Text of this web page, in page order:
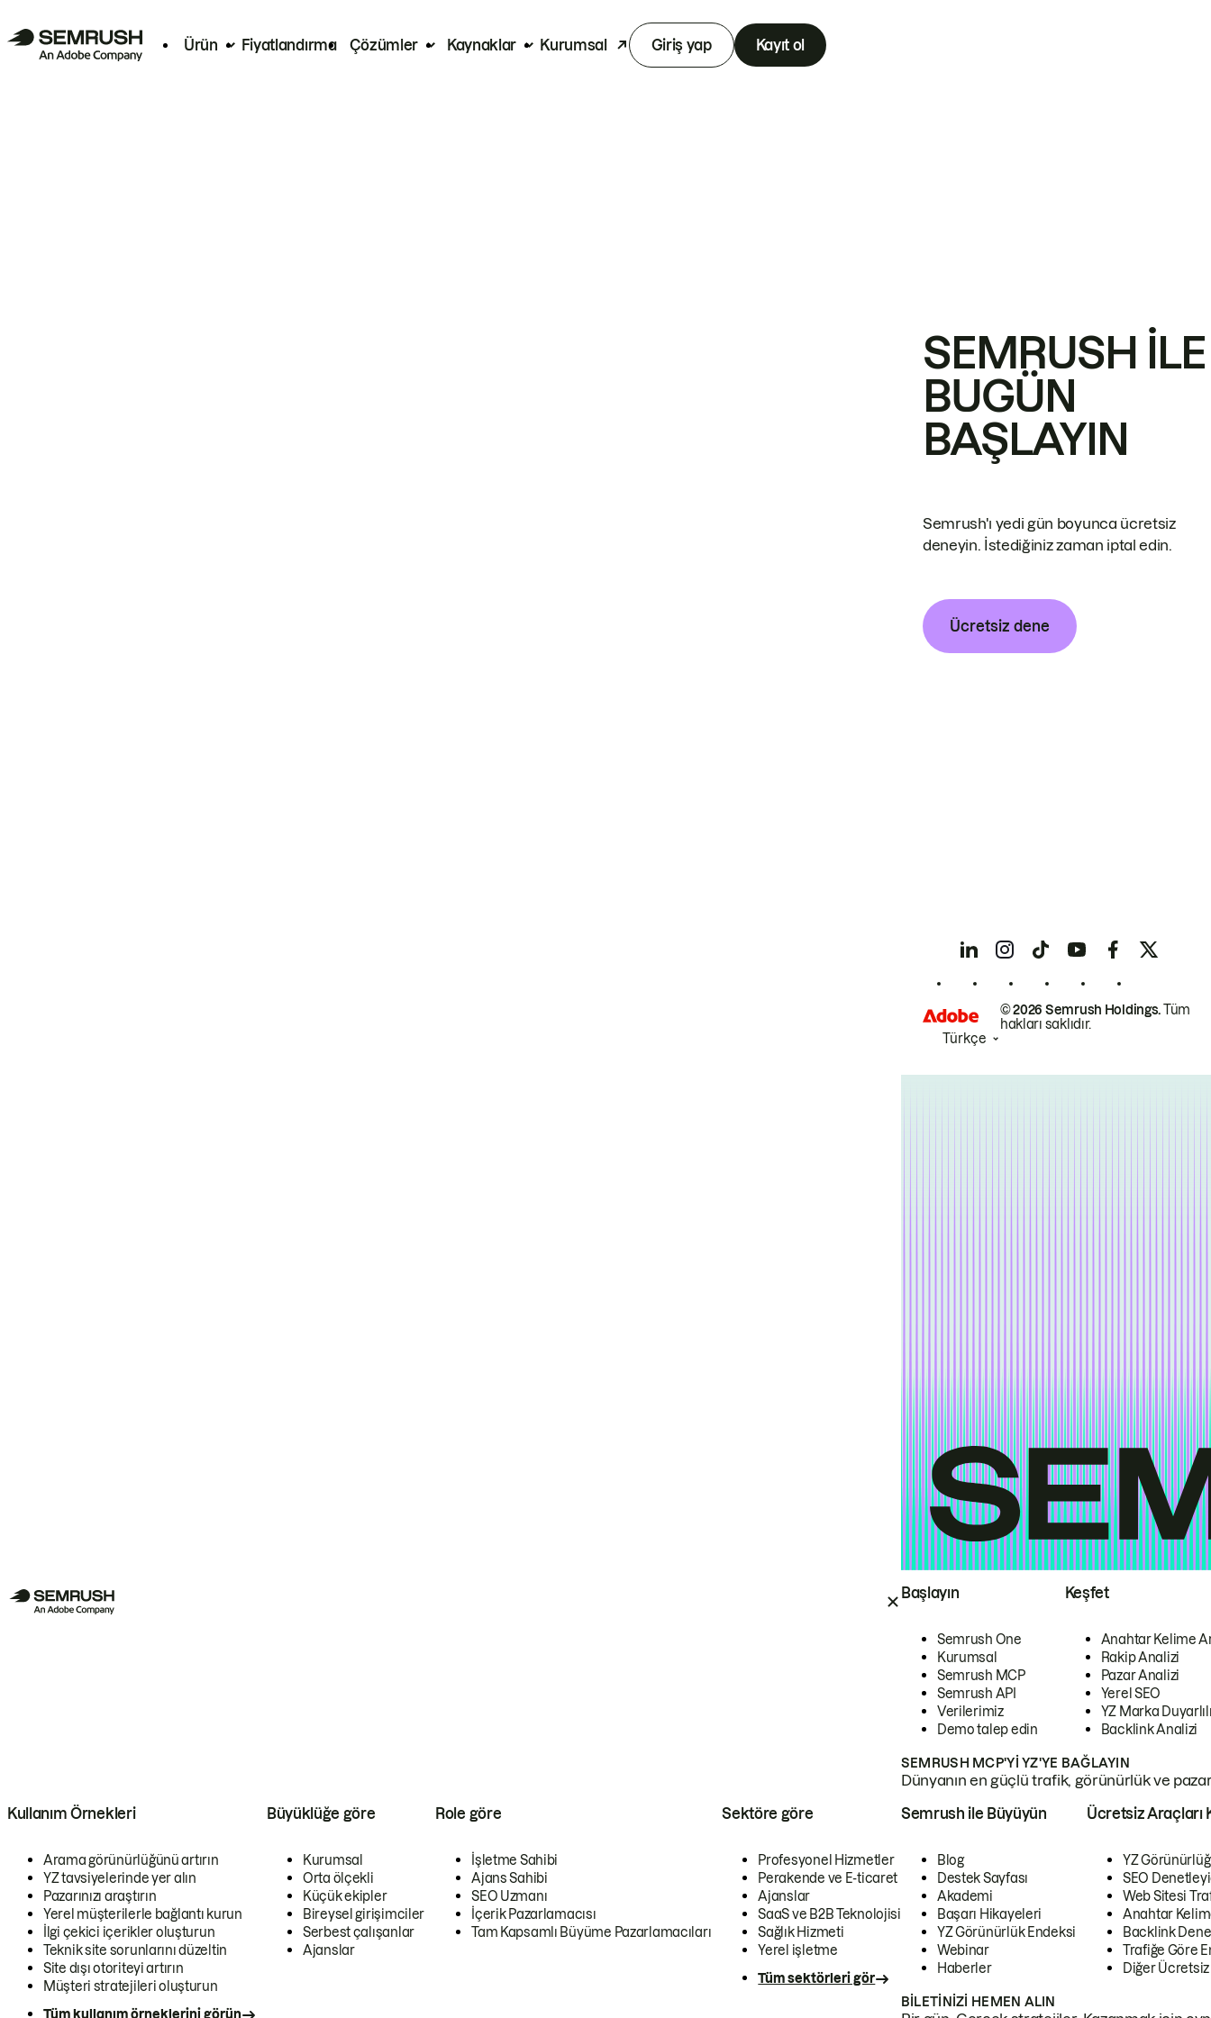
Ürün Fiyatlandırma Çözümler Kaynaklar Kurumsal Giriş yap Kayıt ol
Başlayın
Semrush One
Kurumsal
Semrush MCP
Semrush API
Verilerimiz
Demo talep edin
Keşfet
Anahtar Kelime
Rakip Analizi
Pazar Analizi
Yerel SEO
YZ Marka
Backlink Analizi
SEMRUSH MCP'YI YZ'YE BAĞLAYIN
Dünyanın en güçlü trafik, görünürlük ve
Kullanım Örnekleri
Arama görünürlüğünü artırın
YZ tavsiyelerinde yer alın
Pazarınızı araştırın
Yerel müşterilerle bağlantı kurun
İlgi çekici içerikler oluşturun
Teknik site sorunlarını düzeltin
Site dışı otoriteyi artırın
Müşteri stratejileri oluşturun
Tüm kullanım örneklerini görün
Büyüklüğe göre
Kurumsal
Orta ölçekli
Küçük ekipler
Bireysel girişimciler
Serbest çalışanlar
Ajanslar
Role göre
İşletme Sahibi
Ajans Sahibi
SEO Uzmanı
İçerik Pazarlamacısı
Tam Kapsamlı Büyüme Pazarlamacıları
Sektöre göre
Profesyonel Hizmetler
Perakende ve E-ticaret
Ajanslar
SaaS ve B2B Teknolojisi
Sağlık Hizmeti
Yerel işletme
Tüm sektörleri gör
Semrush ile Büyüyün
Blog
Destek Sayfası
Akademi
Başarı Hikayeleri
YZ Görünürlük Endeksi
Webinar
Haberler
Ücretsiz Araçları
YZ
SEO
Web Sitesi
Anahtar
Backlink
Trafiğe Göre
Diğer
BILETINIZI HEMEN ALIN
SEMRUSH ILE
BUGÜN
BAŞLAYIN
Semrush'ı yedi gün boyunca ücretsiz
deneyin. İstediğiniz zaman iptal edin.
Ücretsiz dene
© 2026 Semrush Holdings.Tüm
hakları saklıdır.
Türkçe